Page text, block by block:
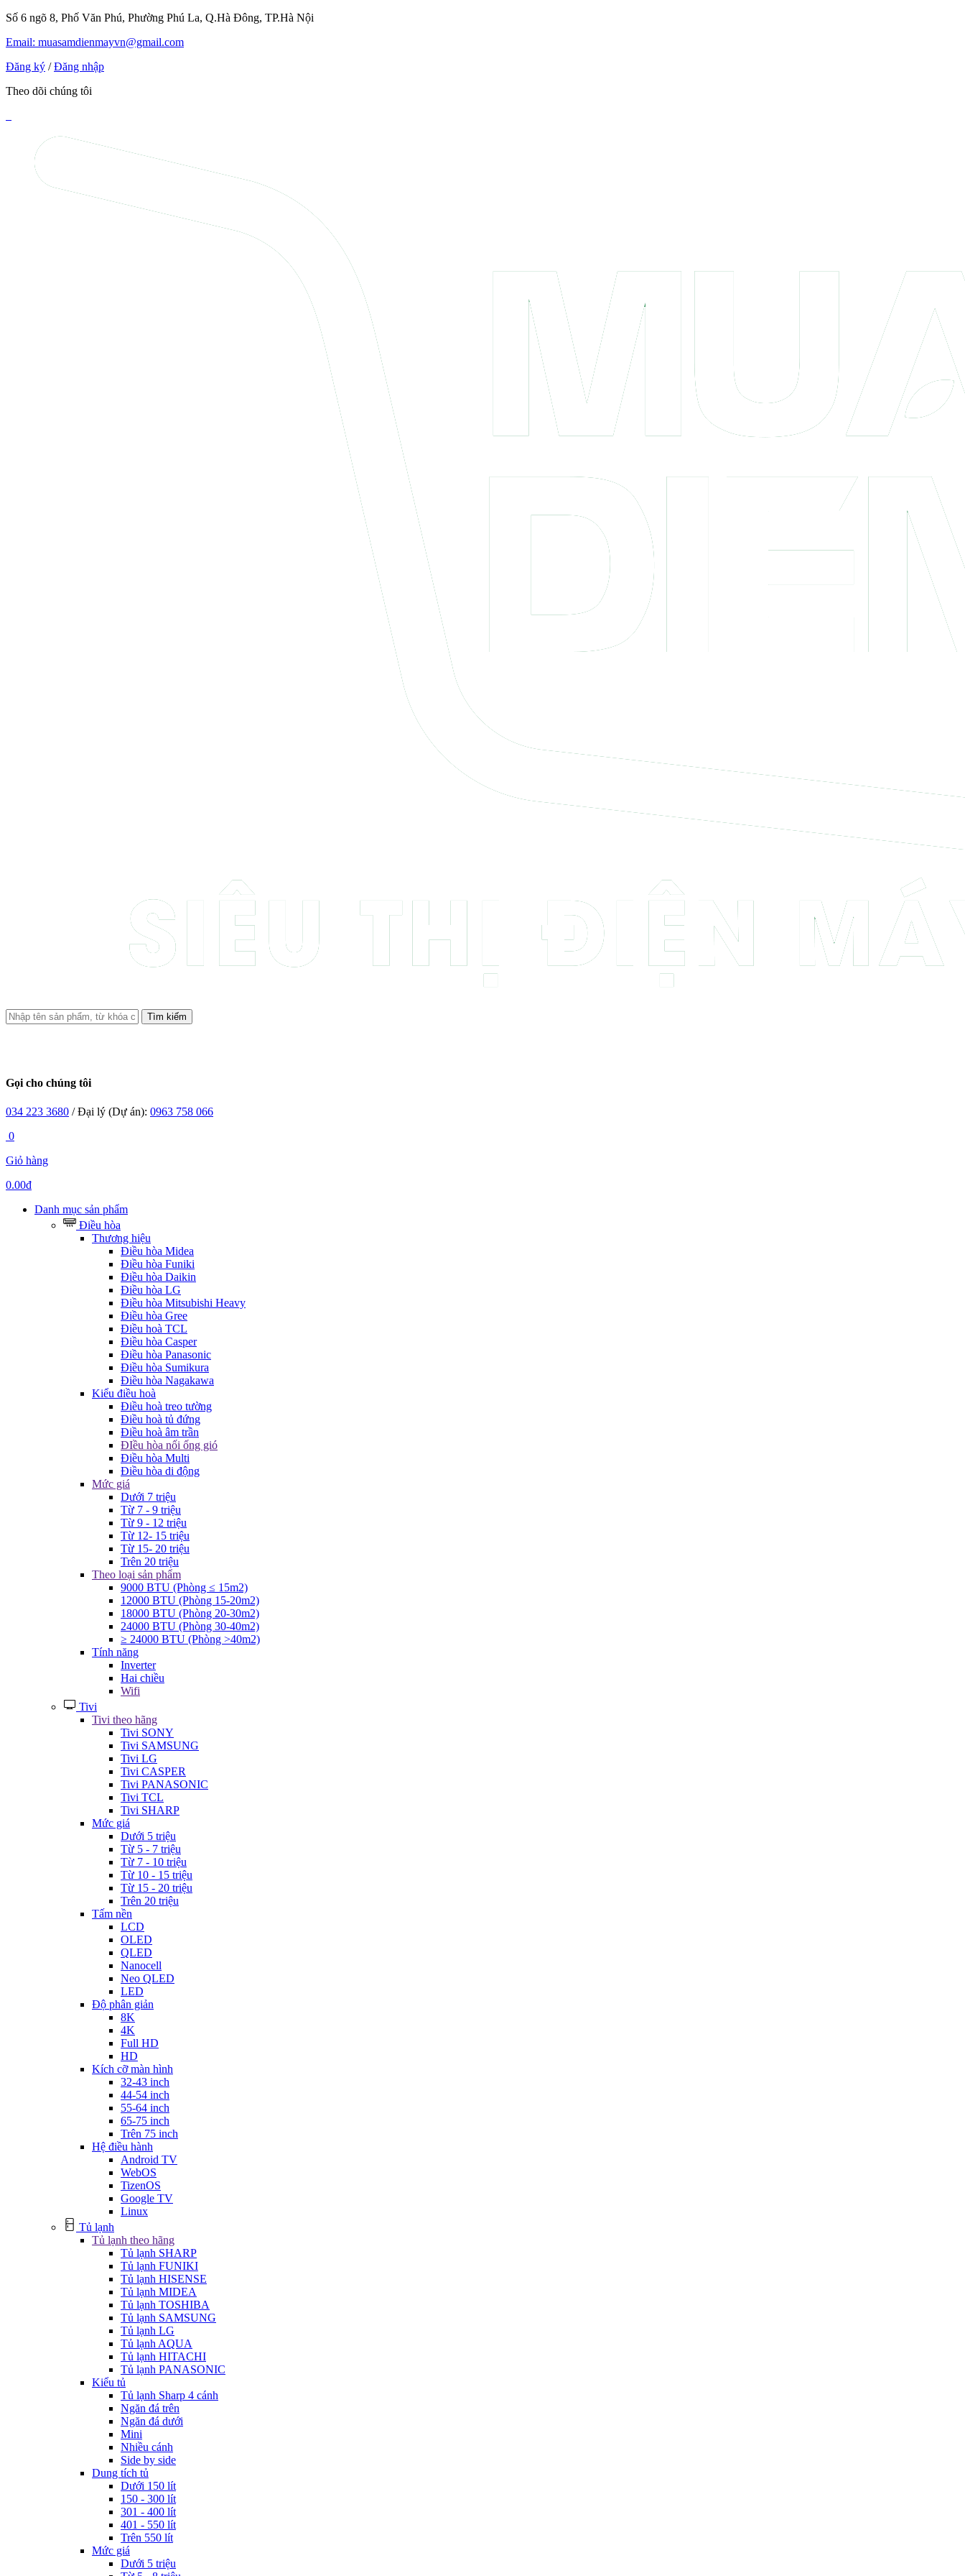
Số 6 ngõ 8, Phố Văn Phú, Phường Phú La, Q.Hà Đông, TP.Hà Nội
Email: muasamdienmayvn@gmail.com
Đăng ký / Đăng nhập
Theo dõi chúng tôi
Tìm kiếm
Gọi cho chúng tôi
034 223 3680 / Đại lý (Dự án): 0963 758 066
0
Giỏ hàng
0.00đ
Danh mục sản phẩm
Điều hòa
Thương hiệu
Điều hòa Midea
Điều hòa Funiki
Điều hòa Daikin
Điều hòa LG
Điều hòa Mitsubishi Heavy
Điều hòa Gree
Điều hoà TCL
Điều hòa Casper
Điều hòa Panasonic
Điều hòa Sumikura
Điều hòa Nagakawa
Kiểu điều hoà
Điều hoà treo tường
Điều hoà tủ đứng
Điều hoà âm trần
ĐIều hòa nối ống gió
Điều hòa Multi
Điều hòa di động
Mức giá
Dưới 7 triệu
Từ 7 - 9 triệu
Từ 9 - 12 triệu
Từ 12- 15 triệu
Từ 15- 20 triệu
Trên 20 triệu
Theo loại sản phẩm
9000 BTU (Phòng ≤ 15m2)
12000 BTU (Phòng 15-20m2)
18000 BTU (Phòng 20-30m2)
24000 BTU (Phòng 30-40m2)
≥ 24000 BTU (Phòng >40m2)
Tính năng
Inverter
Hai chiều
Wifi
Tivi
Tivi theo hãng
Tivi SONY
Tivi SAMSUNG
Tivi LG
Tivi CASPER
Tivi PANASONIC
Tivi TCL
Tivi SHARP
Mức giá
Dưới 5 triệu
Từ 5 - 7 triệu
Từ 7 - 10 triệu
Từ 10 - 15 triệu
Từ 15 - 20 triệu
Trên 20 triệu
Tấm nền
LCD
OLED
QLED
Nanocell
Neo QLED
LED
Độ phân giản
8K
4K
Full HD
HD
Kích cỡ màn hình
32-43 inch
44-54 inch
55-64 inch
65-75 inch
Trên 75 inch
Hệ điều hành
Android TV
WebOS
TizenOS
Google TV
Linux
Tủ lạnh
Tủ lạnh theo hãng
Tủ lạnh SHARP
Tủ lạnh FUNIKI
Tủ lạnh HISENSE
Tủ lạnh MIDEA
Tủ lạnh TOSHIBA
Tủ lạnh SAMSUNG
Tủ lạnh LG
Tủ lạnh AQUA
Tủ lạnh HITACHI
Tủ lạnh PANASONIC
Kiểu tủ
Tủ lạnh Sharp 4 cánh
Ngăn đá trên
Ngăn đá dưới
Mini
Nhiều cánh
Side by side
Dung tích tủ
Dưới 150 lít
150 - 300 lít
301 - 400 lít
401 - 550 lít
Trên 550 lít
Mức giá
Dưới 5 triệu